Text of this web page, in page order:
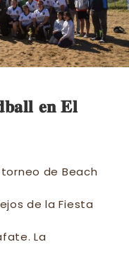
𝐞𝐧 𝐄𝐥
de Beach
de la Fiesta
La